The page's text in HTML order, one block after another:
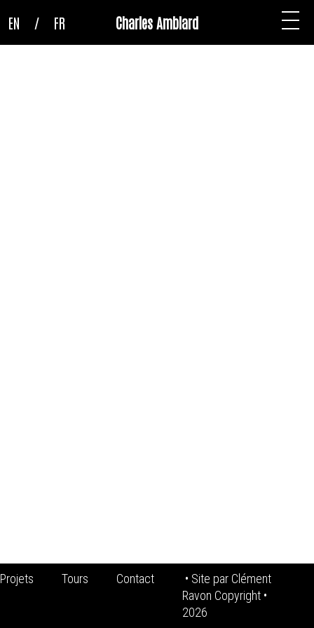
Charles Amblard
EN / FR
Projets Tours Contact • Site par Clément
Ravon Copyright •
2026